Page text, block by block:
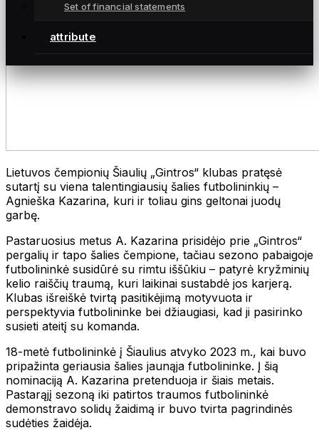
Set of financial statements
attribute
Lietuvos čempionių Šiaulių „Gintros“ klubas pratęsė
sutartį su viena talentingiausių šalies futbolininkių –
Agnieška Kazarina, kuri ir toliau gins geltonai juodų
garbę.
Pastaruosius metus A. Kazarina prisidėjo prie „Gintros“
pergalių ir tapo šalies čempione, tačiau sezono pabaigoje
futbolininkė susidūrė su rimtu iššūkiu – patyrė kryžminių
kelio raiščių traumą, kuri laikinai sustabdė jos karjerą.
Klubas išreiškė tvirtą pasitikėjimą motyvuota ir
perspektyvia futbolininke bei džiaugiasi, kad ji pasirinko
susieti ateitį su komanda.
18-metė futbolininkė į Šiaulius atvyko 2023 m., kai buvo
pripažinta geriausia šalies jaunąja futbolininke. Į šią
nominaciją A. Kazarina pretenduoja ir šiais metais.
Pastarąjį sezoną iki patirtos traumos futbolininkė
demonstravo solidų žaidimą ir buvo tvirta pagrindinės
sudėties žaidėja.